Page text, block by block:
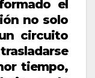
el
no solo
circuito
tiempo,